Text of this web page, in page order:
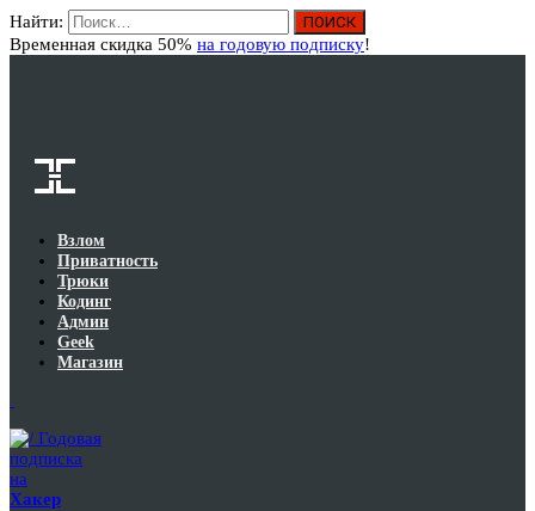
Найти:
Временная скидка 50% на годовую подписку!
Взлом
Приватность
Трюки
Кодинг
Админ
Geek
Магазин
Годовая
подписка
на
Хакер